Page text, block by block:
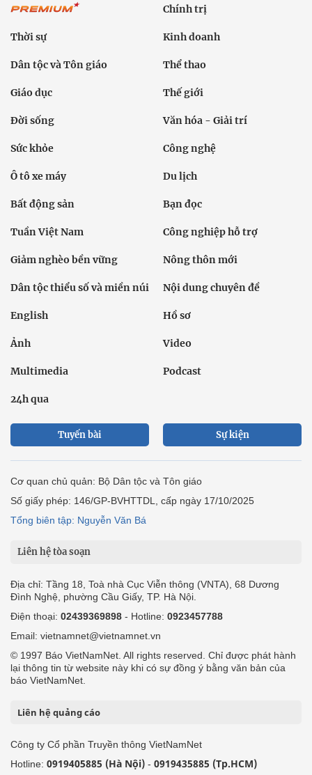
Chính trị
Thời sự Kinh doanh
Dân tộc và Tôn giáo Thể thao
Giáo dục Thế giới
Đời sống Văn hóa - Giải trí
Sức khỏe Công nghệ
Ô tô xe máy Du lịch
Bất động sản Bạn đọc
Tuần Việt Nam Công nghiệp hỗ trợ
Giảm nghèo bền vững Nông thôn mới
Dân tộc thiểu số và miền núi Nội dung chuyên đề
English Hồ sơ
Ảnh Video
Multimedia Podcast
24h qua
Tuyến bài Sự kiện
Cơ quan chủ quản: Bộ Dân tộc và Tôn giáo
Số giấy phép: 146/GP-BVHTTDL, cấp ngày 17/10/2025
Tổng biên tập: Nguyễn Văn Bá
Liên hệ tòa soạn
Địa chỉ: Tầng 18, Toà nhà Cục Viễn thông (VNTA), 68 Dương
Đình Nghệ, phường Cầu Giấy, TP. Hà Nội.
Điện thoại: 02439369898 - Hotline: 0923457788
Email: vietnamnet@vietnamnet.vn
© 1997 Báo VietNamNet. All rights reserved. Chỉ được phát hành
lại thông tin từ website này khi có sự đồng ý bằng văn bản của
báo VietNamNet.
Liên hệ quảng cáo
Công ty Cổ phần Truyền thông VietNamNet
Hotline: 0919405885 (Hà Nội) - 0919435885 (Tp.HCM)